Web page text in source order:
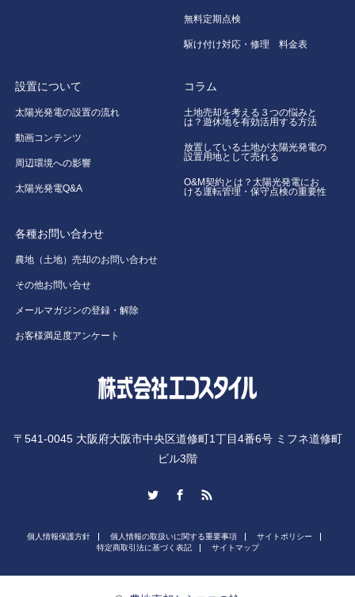
無料定期点検
駆け付け対応・修理 料金表
設置について
太陽光発電の設置の流れ
動画コンテンツ
周辺環境への影響
太陽光発電Q&A
コラム
土地売却を考える３つの悩みと
は？遊休地を有効活用する方法
放置している土地が太陽光発電の
設置用地として売れる
O&M契約とは？太陽光発電にお
ける運転管理・保守点検の重要性
各種お問い合わせ
農地（土地）売却のお問い合わせ
その他お問い合せ
メールマガジンの登録・解除
お客様満足度アンケート
〒541-0045 大阪府大阪市中央区道修町1丁目4番6号 ミフネ道修町
ビル3階
個人情報保護方針 個人情報の取扱いに関する重要事項
サイトポリシー
特定商取引法に基づく表記
サイトマップ